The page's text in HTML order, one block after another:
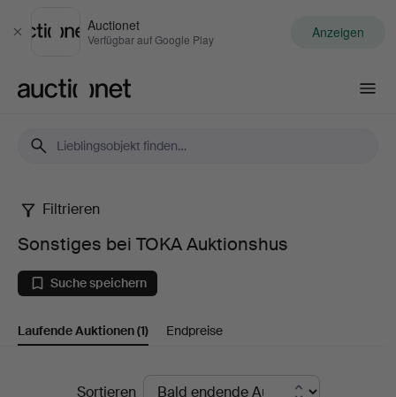
Schließen
Auctionet
Verfügbar auf Google Play Anzeigen
Sonstiges
bei
TOKA
Auktionshus
Filtrieren
Sonstiges bei TOKA Auktionshus
Suche speichern
Laufende Auktionen(1) Endpreise
LaufendeSortieren